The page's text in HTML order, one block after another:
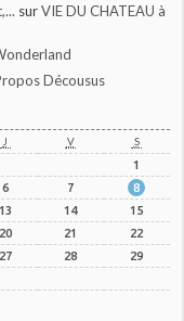
surVIE DU CHATEAU à
Décousus
J V S
1
6 7
8
13 14
15
20 21
22
27 28
29